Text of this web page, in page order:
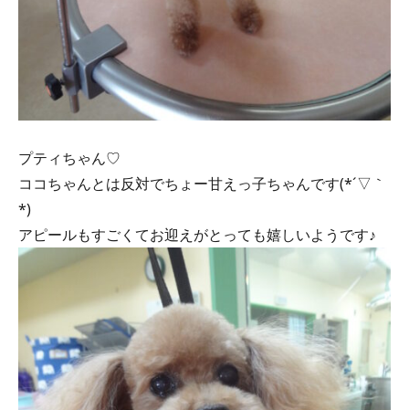
プティちゃん♡
ココちゃんとは反対でちょー甘えっ子ちゃんです(*´▽｀
*)
アピールもすごくてお迎えがとっても嬉しいようです♪